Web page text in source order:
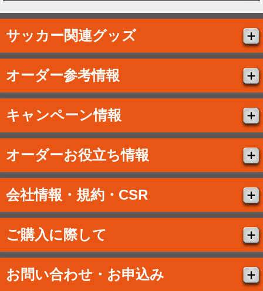
サッカー関連グッズ
オーダー参考情報
キャンペーン情報
オーダーお役立ち情報
会社情報・規約・CSR
ご購入に際して
お問い合わせ・お申込み